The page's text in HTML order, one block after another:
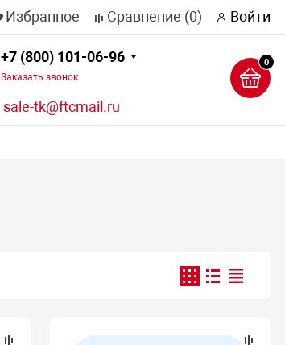
Избранное Сравнение (0) Войти
+7 (800) 101-06-96
Заказать звонок
sale-tk@ftcmail.ru
0